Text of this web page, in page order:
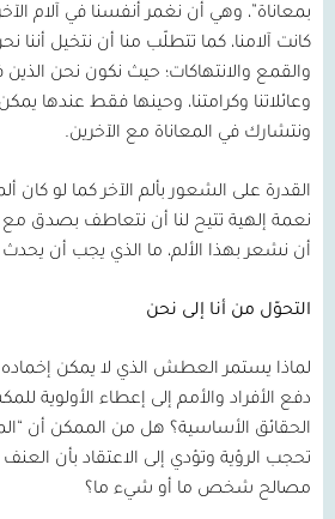
بمعاناة”، وهي أن نغمر أنفسنا في آلام
كانت آلامنا، كما تتطلّب منا أن نتخيل أننا
والقمع والانتهاكات؛ حيث نكون نحن الذين
وعائلاتنا وكرامتنا، وحينها فقط عندها
ونتشارك في المعاناة مع الآخرين.
القدرة على الشعور بألم الآخر كما لو كان
نعمة إلهية تتيح لنا أن نتعاطف بصدق مع
أن نشعر بهذا الألم، ما الذي يجب أن
التحوّل من أنا إلى نحن
لماذا يستمر العطش الذي لا يمكن
دفع الأفراد والأمم إلى إعطاء الأولوية
الحقائق الأساسية؟ هل من الممكن أن
تحجب الرؤية وتؤدي إلى الاعتقاد بأن
مصالح شخص ما أو شيء ما؟